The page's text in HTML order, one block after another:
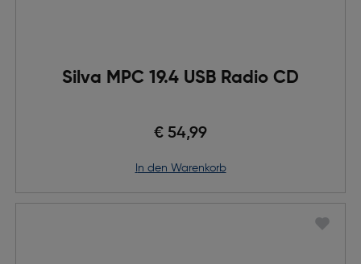
Silva MPC 19.4 USB Radio CD
€ 54,99
in den Warenkorb